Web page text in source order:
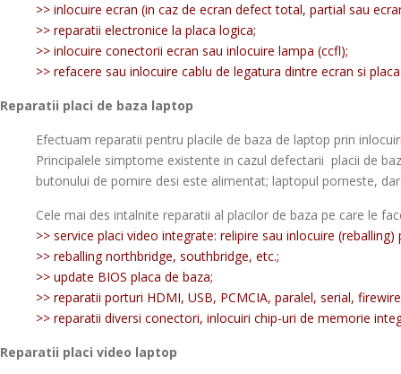
>> inlocuire ecran (in caz de ecran defect total, partial sau
>> reparatii electronice la placa logica;
>> inlocuire conectorii ecran sau inlocuire lampa (ccfl);
>> refacere sau inlocuire cablu de legatura dintre ecran si
Reparatii placi de baza laptop
Efectuam reparatii pentru placile de baza de laptop prin
Principalele simptome existente in cazul defectarii placii de
butonului de pornire desi este alimentat; laptopul porneste,
Cele mai des intalnite reparatii al placilor de baza pe care le
>> service placi video integrate: relipire sau inlocuire
>> reballing northbridge, southbridge, etc.;
>> update BIOS placa de baza;
>> reparatii porturi HDMI, USB, PCMCIA, paralel, serial,
>> reparatii diversi conectori, inlocuiri chip-uri de memorie
Reparatii placi video laptop